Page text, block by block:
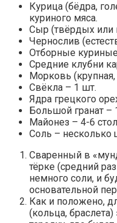
Курица (бёдра,
куриного мяса.
Сыр (твёрдых или
Чернослив
Отборные
Средние клубни
Морковь
Свёкла – 1 шт.
Ядра грецкого
Большой гранат –
Майонез – 4-6
Соль – несколько
Сваренный в
тёрке (средний
немного соли, и
основательной
Как и положено,
(кольца,